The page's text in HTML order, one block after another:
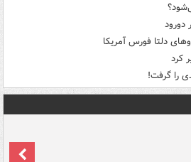
دورود
دلتا فورس آمریکا
کرد
را گرفت!